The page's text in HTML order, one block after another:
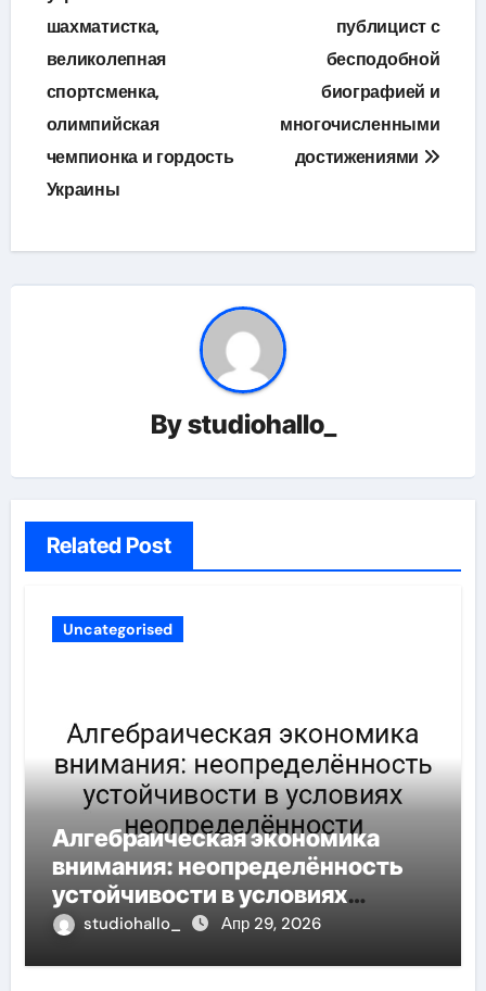
шахматистка,
великолепная
спортсменка,
олимпийская
чемпионка и гордость
Украины
публицист с
бесподобной
биографией и
многочисленными
достижениями
Bystudiohallo_
Related Post
Uncategorised
Алгебраическая экономика
внимания: неопределённость
устойчивости в условиях
неопределённости
studiohallo_ Апр 29, 2026